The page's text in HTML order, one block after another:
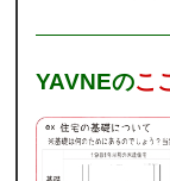
YAVNEのこ